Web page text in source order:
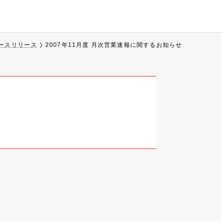
スリリース 2007年11月度 月次営業速報に関するお知らせ